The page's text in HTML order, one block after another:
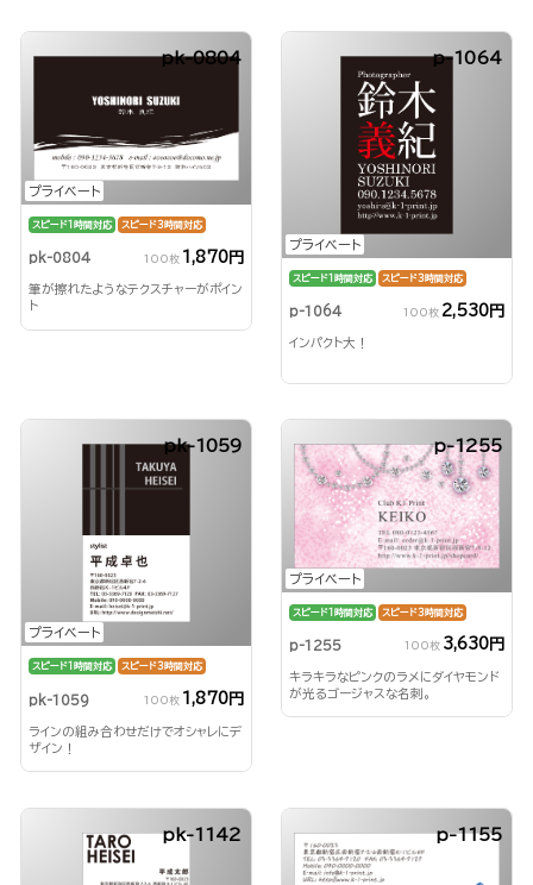
プライベート
pk-0804
スピード1時間対応 スピード3時間対応
pk-0804 100枚 1,870円
筆が擦れたようなテクスチャーがポイン
ト
プライベート
p-1064
スピード1時間対応 スピード3時間対応
p-1064 100枚 2,530円
インパクト大！
プライベート
pk-1059
スピード1時間対応 スピード3時間対応
pk-1059 100枚 1,870円
ラインの組み合わせだけでオシャレにデ
ザイン！
プライベート
p-1255
スピード1時間対応 スピード3時間対応
p-1255 100枚 3,630円
キラキラなピンクのラメにダイヤモンド
が光るゴージャスな名刺。
pk-1142 p-1155